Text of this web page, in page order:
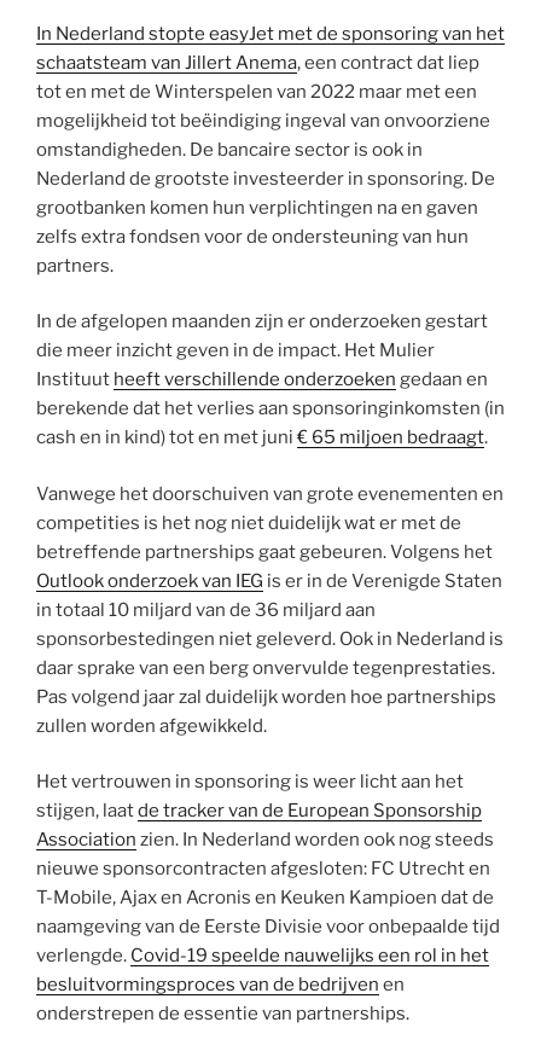
In Nederland stopte easyJet met de sponsoring van het
schaatsteam van Jillert Anema, een contract dat liep
tot en met de Winterspelen van 2022 maar met een
mogelijkheid tot beëindiging ingeval van onvoorziene
omstandigheden. De bancaire sector is ook in
Nederland de grootste investeerder in sponsoring. De
grootbanken komen hun verplichtingen na en gaven
zelfs extra fondsen voor de ondersteuning van hun
partners.
In de afgelopen maanden zijn er onderzoeken gestart
die meer inzicht geven in de impact. Het Mulier
Instituut heeft verschillende onderzoeken gedaan en
berekende dat het verlies aan sponsoringinkomsten (in
cash en in kind) tot en met juni€ 65 miljoen bedraagt.
Vanwege het doorschuiven van grote evenementen en
competities is het nog niet duidelijk wat er met de
betreffende partnerships gaat gebeuren. Volgens het
Outlook onderzoek van IEG is er in de Verenigde Staten
in totaal 10 miljard van de 36 miljard aan
sponsorbestedingen niet geleverd. Ook in Nederland is
daar sprake van een berg onvervulde tegenprestaties.
Pas volgend jaar zal duidelijk worden hoe partnerships
zullen worden afgewikkeld.
Het vertrouwen in sponsoring is weer licht aan het
stijgen, laatde tracker van de European Sponsorship
Association zien. In Nederland worden ook nog steeds
nieuwe sponsorcontracten afgesloten: FC Utrecht en
T-Mobile, Ajax en Acronis en Keuken Kampioen dat de
naamgeving van de Eerste Divisie voor onbepaalde tijd
verlengde. Covid-19 speelde nauwelijks een rol in het
besluitvormingsproces van de bedrijven en
onderstrepen de essentie van partnerships.